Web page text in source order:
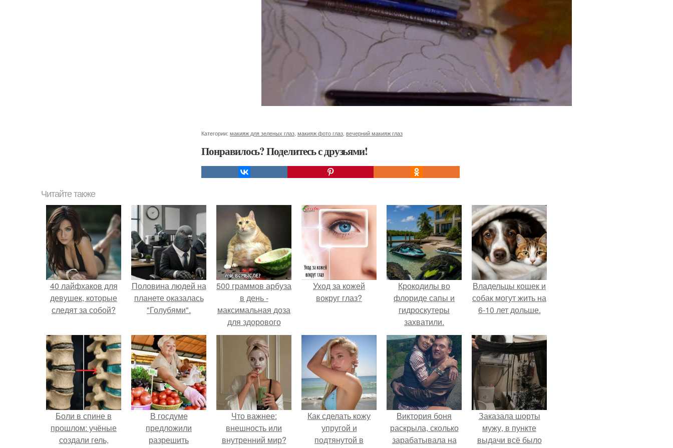
Категории: макияж для зеленых глаз макияж фото глаз вечерний макияж глаз
Понравилось? Поделитесь с друзьями!
Читайте также
40 лайфхаков для
девушек, которые
следят за собой?
Половина людей на
планете оказалась
"Голубями".
500 граммов арбуза
в день -
максимальная доза
для здорового
взрослого,
предупредили
врачи.
Уход за кожей
вокруг глаз?
Крокодилы во
флориде сапы и
гидроскутеры
захватили.
Владельцы кошек и
собак могут жить на
6-10 лет дольше.
Боли в спине в
прошлом: учёные
создали гель,
В госдуме
предложили
разрешить
Что важнее:
внешность или
внутренний мир?
Как сделать кожу
упругой и
подтянутой в
Виктория боня
раскрыла, сколько
зарабатывала на
Заказала шорты
мужу, в пункте
выдачи всё было